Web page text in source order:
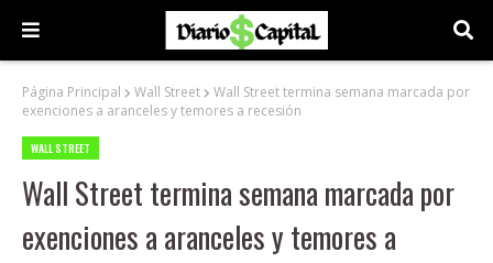
Página Principal Wall Street
Wall Street termina semana marcada por
exenciones a aranceles y temores a recesión
WALL STREET
Wall Street termina semana marcada por
exenciones a aranceles y temores a